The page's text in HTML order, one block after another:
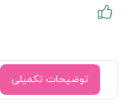
توضیحات تکمیلی